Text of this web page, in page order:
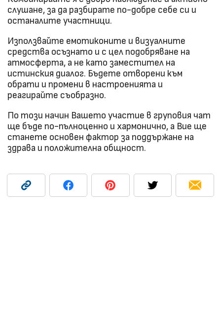
слушане, за да разбирате по-добре себе си и
останалите участници.
Използвайте емотиконите и визуалните
средства осъзнато и с цел подобряване на
атмосферта, а не като заместител на
истинския диалог. Бъдете отворени към
обрати и промени в настроенията и
реагирайте съобразно.
По този начин Вашето участие в груповия чат
ще бъде по-пълноценно и хармонично, а Вие ще
станете основен фактор за поддържане на
здрава и положителна общност.